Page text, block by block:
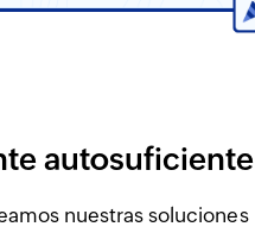
autosuficiente
nuestras soluciones